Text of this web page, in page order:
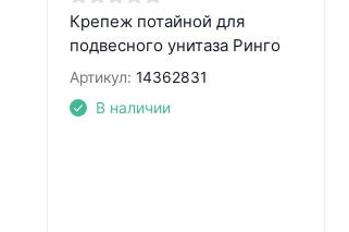
Крепеж потайной для
подвесного унитаза Ринго
Артикул: 14362831
В наличии